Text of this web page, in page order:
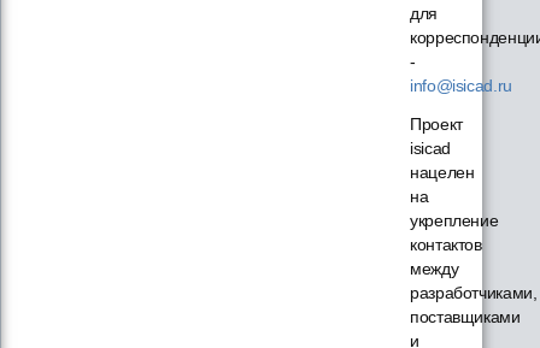
для
-
info@isicad.ru
Проект
isicad
нацелен
на
укрепление
контактов
между
разработчиками,
поставщиками
и